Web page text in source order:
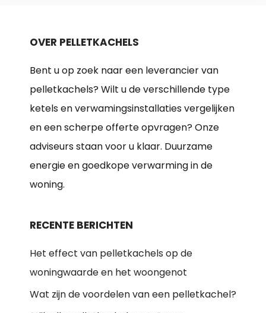
OVER PELLETKACHELS
Bent u op zoek naar een leverancier van
pelletkachels? Wilt u de verschillende type
ketels en verwamingsinstallaties vergelijken
en een scherpe offerte opvragen? Onze
adviseurs staan voor u klaar. Duurzame
energie en goedkope verwarming in de
woning.
RECENTE BERICHTEN
Het effect van pelletkachels op de
woningwaarde en het woongenot
Wat zijn de voordelen van een pelletkachel?